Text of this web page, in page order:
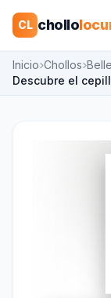
CL chollo
Inicio Chollos
Descubre el